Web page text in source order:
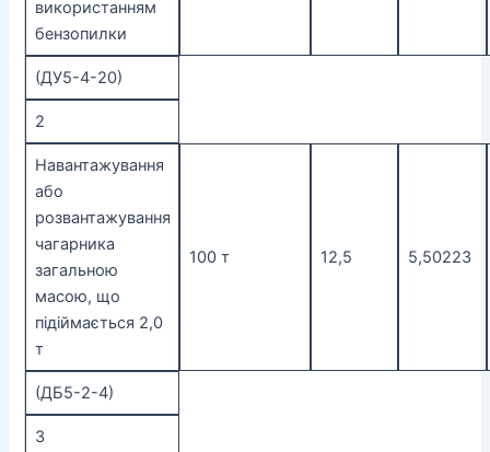
використанням
бензопилки
(ДУ5-4-20)
2
Навантажування
або
розвантажування
чагарника
загальною
масою, що
підіймається 2,0
т
100 т 12,5 5,50223
(ДБ5-2-4)
3